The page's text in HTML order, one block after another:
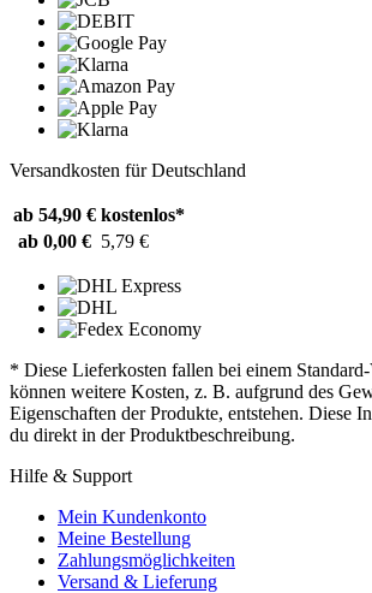
Versandkosten für Deutschland
ab 54,90 € kostenlos*
ab 0,00 € 5,79 €
* Diese Lieferkosten fallen bei einem Standard-
können weitere Kosten, z. B. aufgrund des
Eigenschaften der Produkte, entstehen. Diese
du direkt in der Produktbeschreibung.
Hilfe & Support
Mein Kundenkonto
Meine Bestellung
Zahlungsmöglichkeiten
Versand & Lieferung